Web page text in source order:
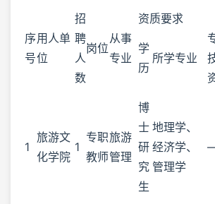
序
号
用人单
位
招
聘
人
数
岗位
从事
专业
资质要求
学
历
所学专业
1
旅游文
化学院
1
专职
教师
旅游
管理
博
士
研
究
生
地理学、
经济学、
管理学